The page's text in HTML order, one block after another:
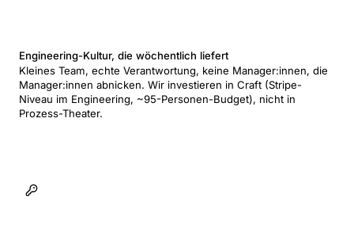
Engineering-Kultur, die wöchentlich liefert
Kleines Team, echte Verantwortung, keine Manager:innen, die
Manager:innen abnicken. Wir investieren in Craft (Stripe-
Niveau im Engineering, ~95-Personen-Budget), nicht in
Prozess-Theater.